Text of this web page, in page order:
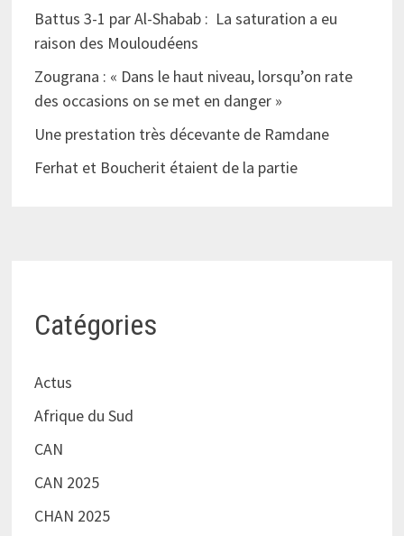
Battus 3-1 par Al-Shabab : La saturation a eu
raison des Mouloudéens
Zougrana : « Dans le haut niveau, lorsqu’on rate
des occasions on se met en danger »
Une prestation très décevante de Ramdane
Ferhat et Boucherit étaient de la partie
Catégories
Actus
Afrique du Sud
CAN
CAN 2025
CHAN 2025